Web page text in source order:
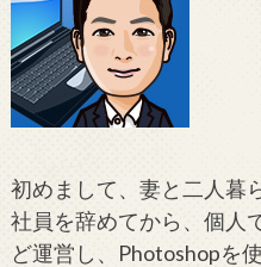
初めまして、妻と二人暮
社員を辞めてから、個人
ど運営し、Photoshopを